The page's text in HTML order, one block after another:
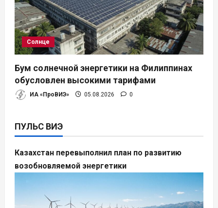
Солнце
Бум солнечной энергетики на Филиппинах
обусловлен высокими тарифами
ИА «ПроВИЭ» 05.08.2026 0
ПУЛЬС ВИЭ
Казахстан перевыполнил план по развитию
возобновляемой энергетики